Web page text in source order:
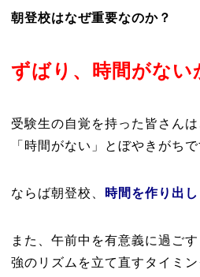
朝登校はなぜ重要なのか？
ずばり、時間がない
受験生の自覚を持った皆さん
「時間がない」とぼやきがちで
ならば朝登校、 時間を作り出
また、午前中を有意義に過ご
強のリズムを立て直すタイミ